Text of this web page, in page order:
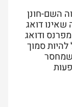
השם-חונן
שאינו דואג
ודואג
להיות סמוך
שמחסר